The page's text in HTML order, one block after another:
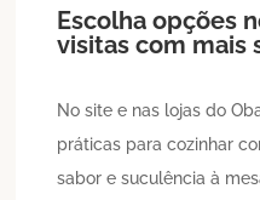
Escolha opções
visitas com mais
No site e nas lojas do
práticas para cozinhar
sabor e suculência à